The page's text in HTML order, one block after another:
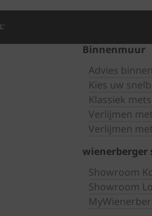
Binnenmuur
Advies
Kies uw
Klassiek
Verlijmen
Verlijmen
wienerberger
Showroom
Showroom